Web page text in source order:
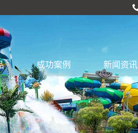
成功案例 新闻资讯